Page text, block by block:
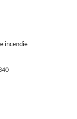
incendie